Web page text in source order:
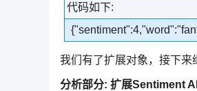
代码如下:
我们有了扩展对象，接下
分析部分: 扩展Sentiment